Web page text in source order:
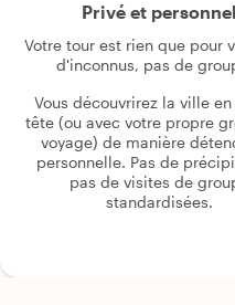
Privé et personnel
Votre tour est rien que pour
d'inconnus, pas de
Vous découvrirez la ville
tête (ou avec votre propre
voyage) de manière
personnelle. Pas de
pas de visites de
standardisées.